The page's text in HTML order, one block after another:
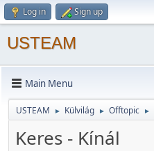
Log in Sign up
USTEAM
Main Menu
USTEAM ► Külvilág ► Offtopic ►
Keres - Kínál